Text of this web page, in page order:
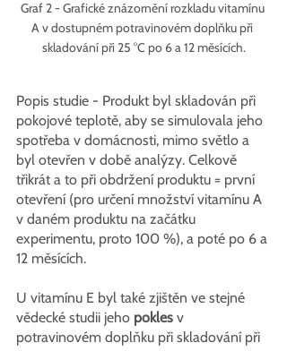
Graf 2 - Grafické znázornění rozkladu vitamínu
A v dostupném potravinovém doplňku při
skladování při 25 °C po 6 a 12 měsících.
Popis studie - Produkt byl skladován při
pokojové teplotě, aby se simulovala jeho
spotřeba v domácnosti, mimo světlo a
byl otevřen v době analýzy. Celkově
třikrát a to při obdržení produktu = první
otevření (pro určení množství vitamínu A
v daném produktu na začátku
experimentu, proto 100 %), a poté po 6 a
12 měsících.
U vitamínu E byl také zjištěn ve stejné
vědecké studii jeho pokles v
potravinovém doplňku při skladování při